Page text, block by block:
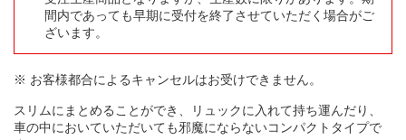
間内であっても早期に受付を終了させていただく場合がご
ざいます。
※ お客様都合によるキャンセルはお受けできません。
スリムにまとめることができ、リュックに入れて持ち運んだり、
車の中においていただいても邪魔にならないコンパクトタイプで